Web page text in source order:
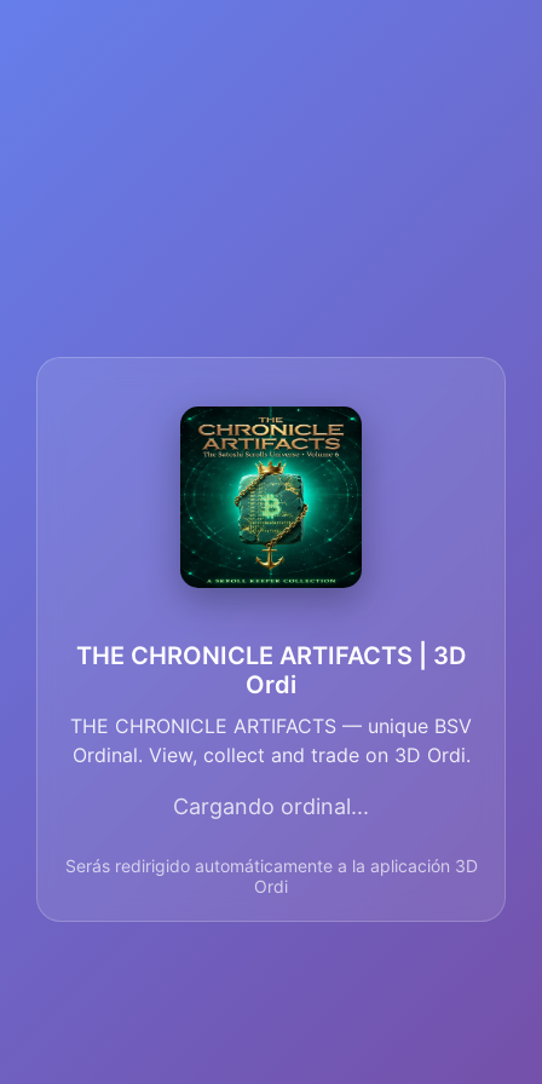
THE CHRONICLE ARTIFACTS | 3D
Ordi
THE CHRONICLE ARTIFACTS — unique BSV
Ordinal. View, collect and trade on 3D Ordi.
Cargando ordinal...
Serás redirigido automáticamente a la aplicación 3D
Ordi